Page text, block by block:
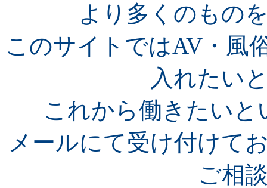
より多くのもの
このサイトではAV・風
入れたい
これから働きたい
メールにて受け付けて
ご相